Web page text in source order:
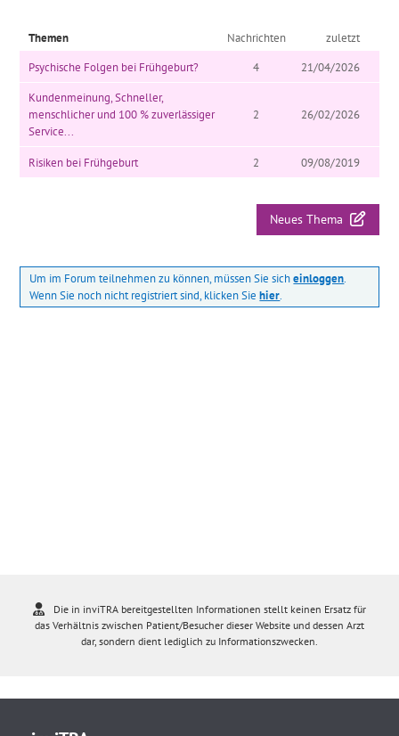
Themen Nachrichten
zuletzt
Psychische Folgen bei Frühgeburt?
4
21/04/2026
Kundenmeinung, Schneller,
menschlicher und 100 % zuverlässiger
Service...
2 26/02/2026
Risiken bei Frühgeburt 2 09/08/2019
Neues Thema
Um im Forum teilnehmen zu können, müssen Sie sicheinloggen.
Wenn Sie noch nicht registriert sind, klicken Siehier.
Die in inviTRA bereitgestellten Informationen stellt keinen Ersatz für
das Verhältnis zwischen Patient/Besucher dieser Website und dessen Arzt
dar, sondern dient lediglich zu Informationszwecken.